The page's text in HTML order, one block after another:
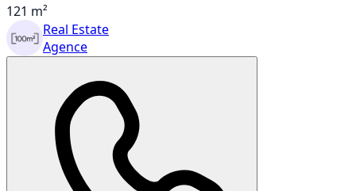
121 m²
Real Estate
Agence